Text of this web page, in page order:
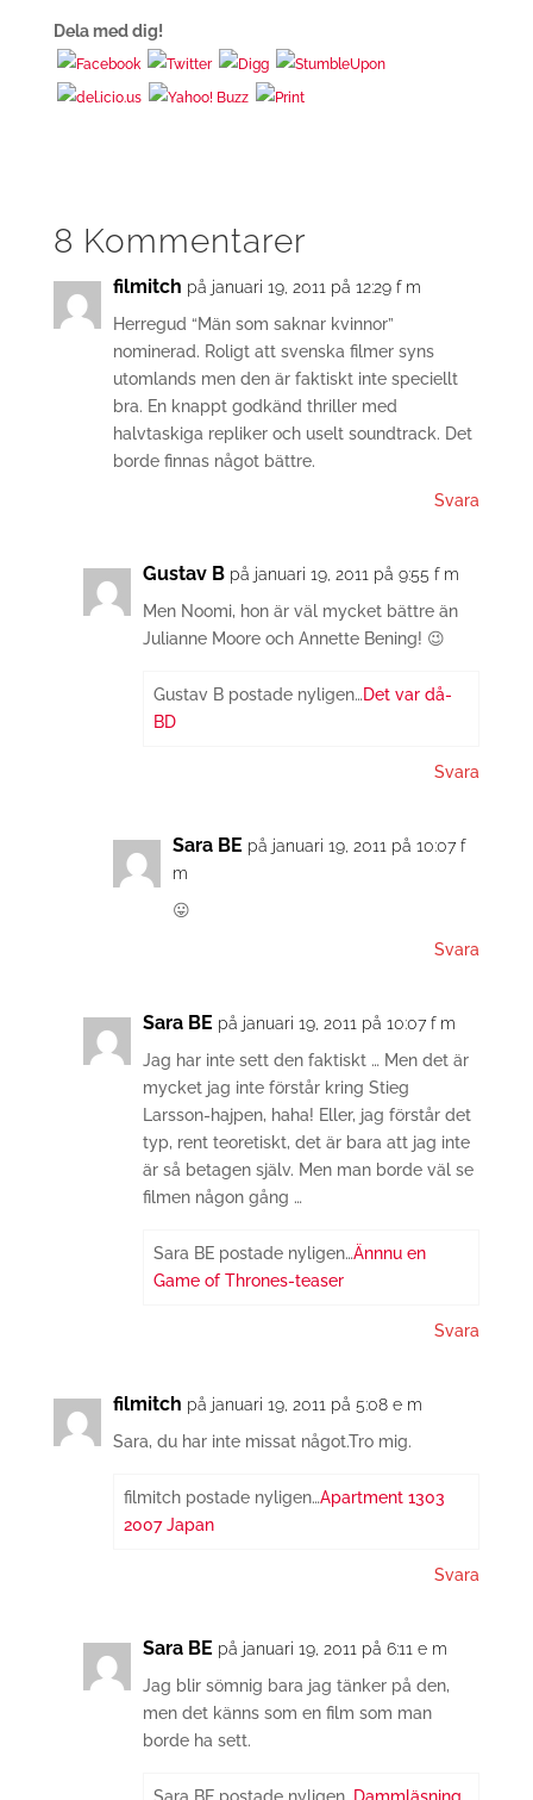
Dela med dig!
8 Kommentarer
filmitch på januari 19, 2011 på 12:29 f m
Herregud “Män som saknar kvinnor”
nominerad. Roligt att svenska filmer syns
utomlands men den är faktiskt inte speciellt
bra. En knappt godkänd thriller med
halvtaskiga repliker och uselt soundtrack. Det
borde finnas något bättre.
Svara
Gustav B på januari 19, 2011 på 9:55 f m
Men Noomi, hon är väl mycket bättre än
Julianne Moore och Annette Bening! 😉
Gustav B postade nyligen…Det var då-
BD
Svara
Sara BE på januari 19, 2011 på 10:07 f
m
😛
Svara
Sara BE på januari 19, 2011 på 10:07 f m
Jag har inte sett den faktiskt … Men det är
mycket jag inte förstår kring Stieg
Larsson-hajpen, haha! Eller, jag förstår det
typ, rent teoretiskt, det är bara att jag inte
är så betagen själv. Men man borde väl se
filmen någon gång …
Sara BE postade nyligen…Ännnu en
Game of Thrones-teaser
Svara
filmitch på januari 19, 2011 på 5:08 e m
Sara, du har inte missat något.Tro mig.
filmitch postade nyligen…Apartment 1303
2007 Japan
Svara
Sara BE på januari 19, 2011 på 6:11 e m
Jag blir sömnig bara jag tänker på den,
men det känns som en film som man
borde ha sett.
Sara BE postade nyligen… Dammläsning